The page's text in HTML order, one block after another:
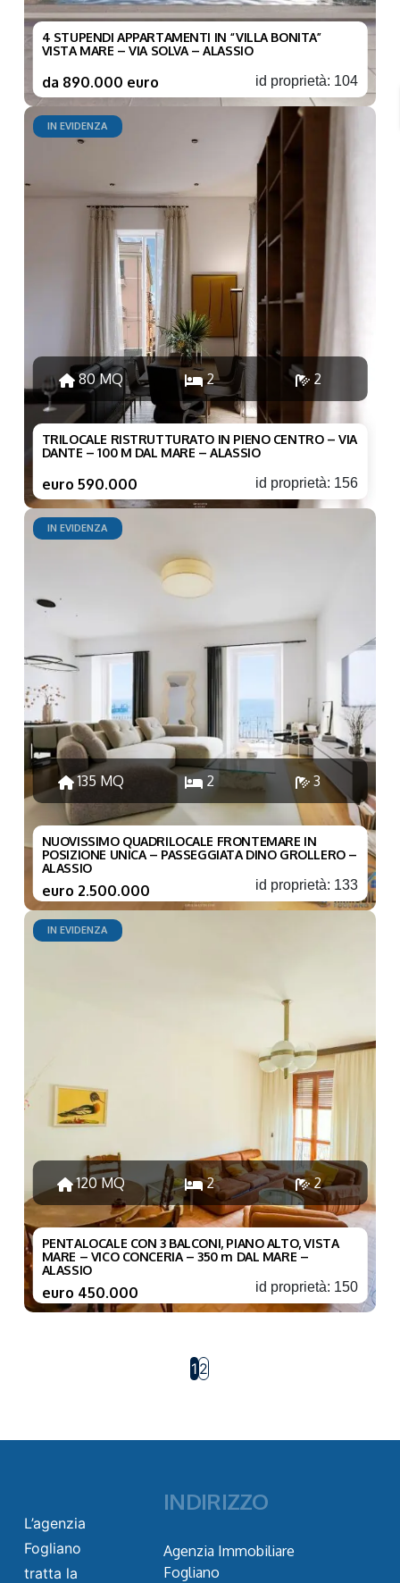
4 STUPENDI APPARTAMENTI IN “VILLA BONITA”
VISTA MARE – VIA SOLVA – ALASSIO
id proprietà: 104
da 890.000 euro
IN EVIDENZA
80 MQ 2 2
TRILOCALE RISTRUTTURATO IN PIENO CENTRO – VIA
DANTE – 100 M DAL MARE – ALASSIO
id proprietà: 156
euro 590.000
IN EVIDENZA
135 MQ 2 3
NUOVISSIMO QUADRILOCALE FRONTEMARE IN
POSIZIONE UNICA – PASSEGGIATA DINO GROLLERO –
ALASSIO
id proprietà: 133
euro 2.500.000
IN EVIDENZA
120 MQ 2 2
PENTALOCALE CON 3 BALCONI, PIANO ALTO, VISTA
MARE – VICO CONCERIA – 350 m DAL MARE –
ALASSIO
id proprietà: 150
euro 450.000
1 2
L’agenzia
Fogliano
tratta la
INDIRIZZO
Agenzia Immobiliare
Fogliano